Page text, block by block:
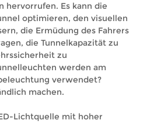
hervorrufen. Es kann die
optimieren, den visuellen
die Ermüdung des Fahrers
die Tunnelkapazität zu
zu
werden am
verwendet?
machen.
Lichtquelle mit hoher